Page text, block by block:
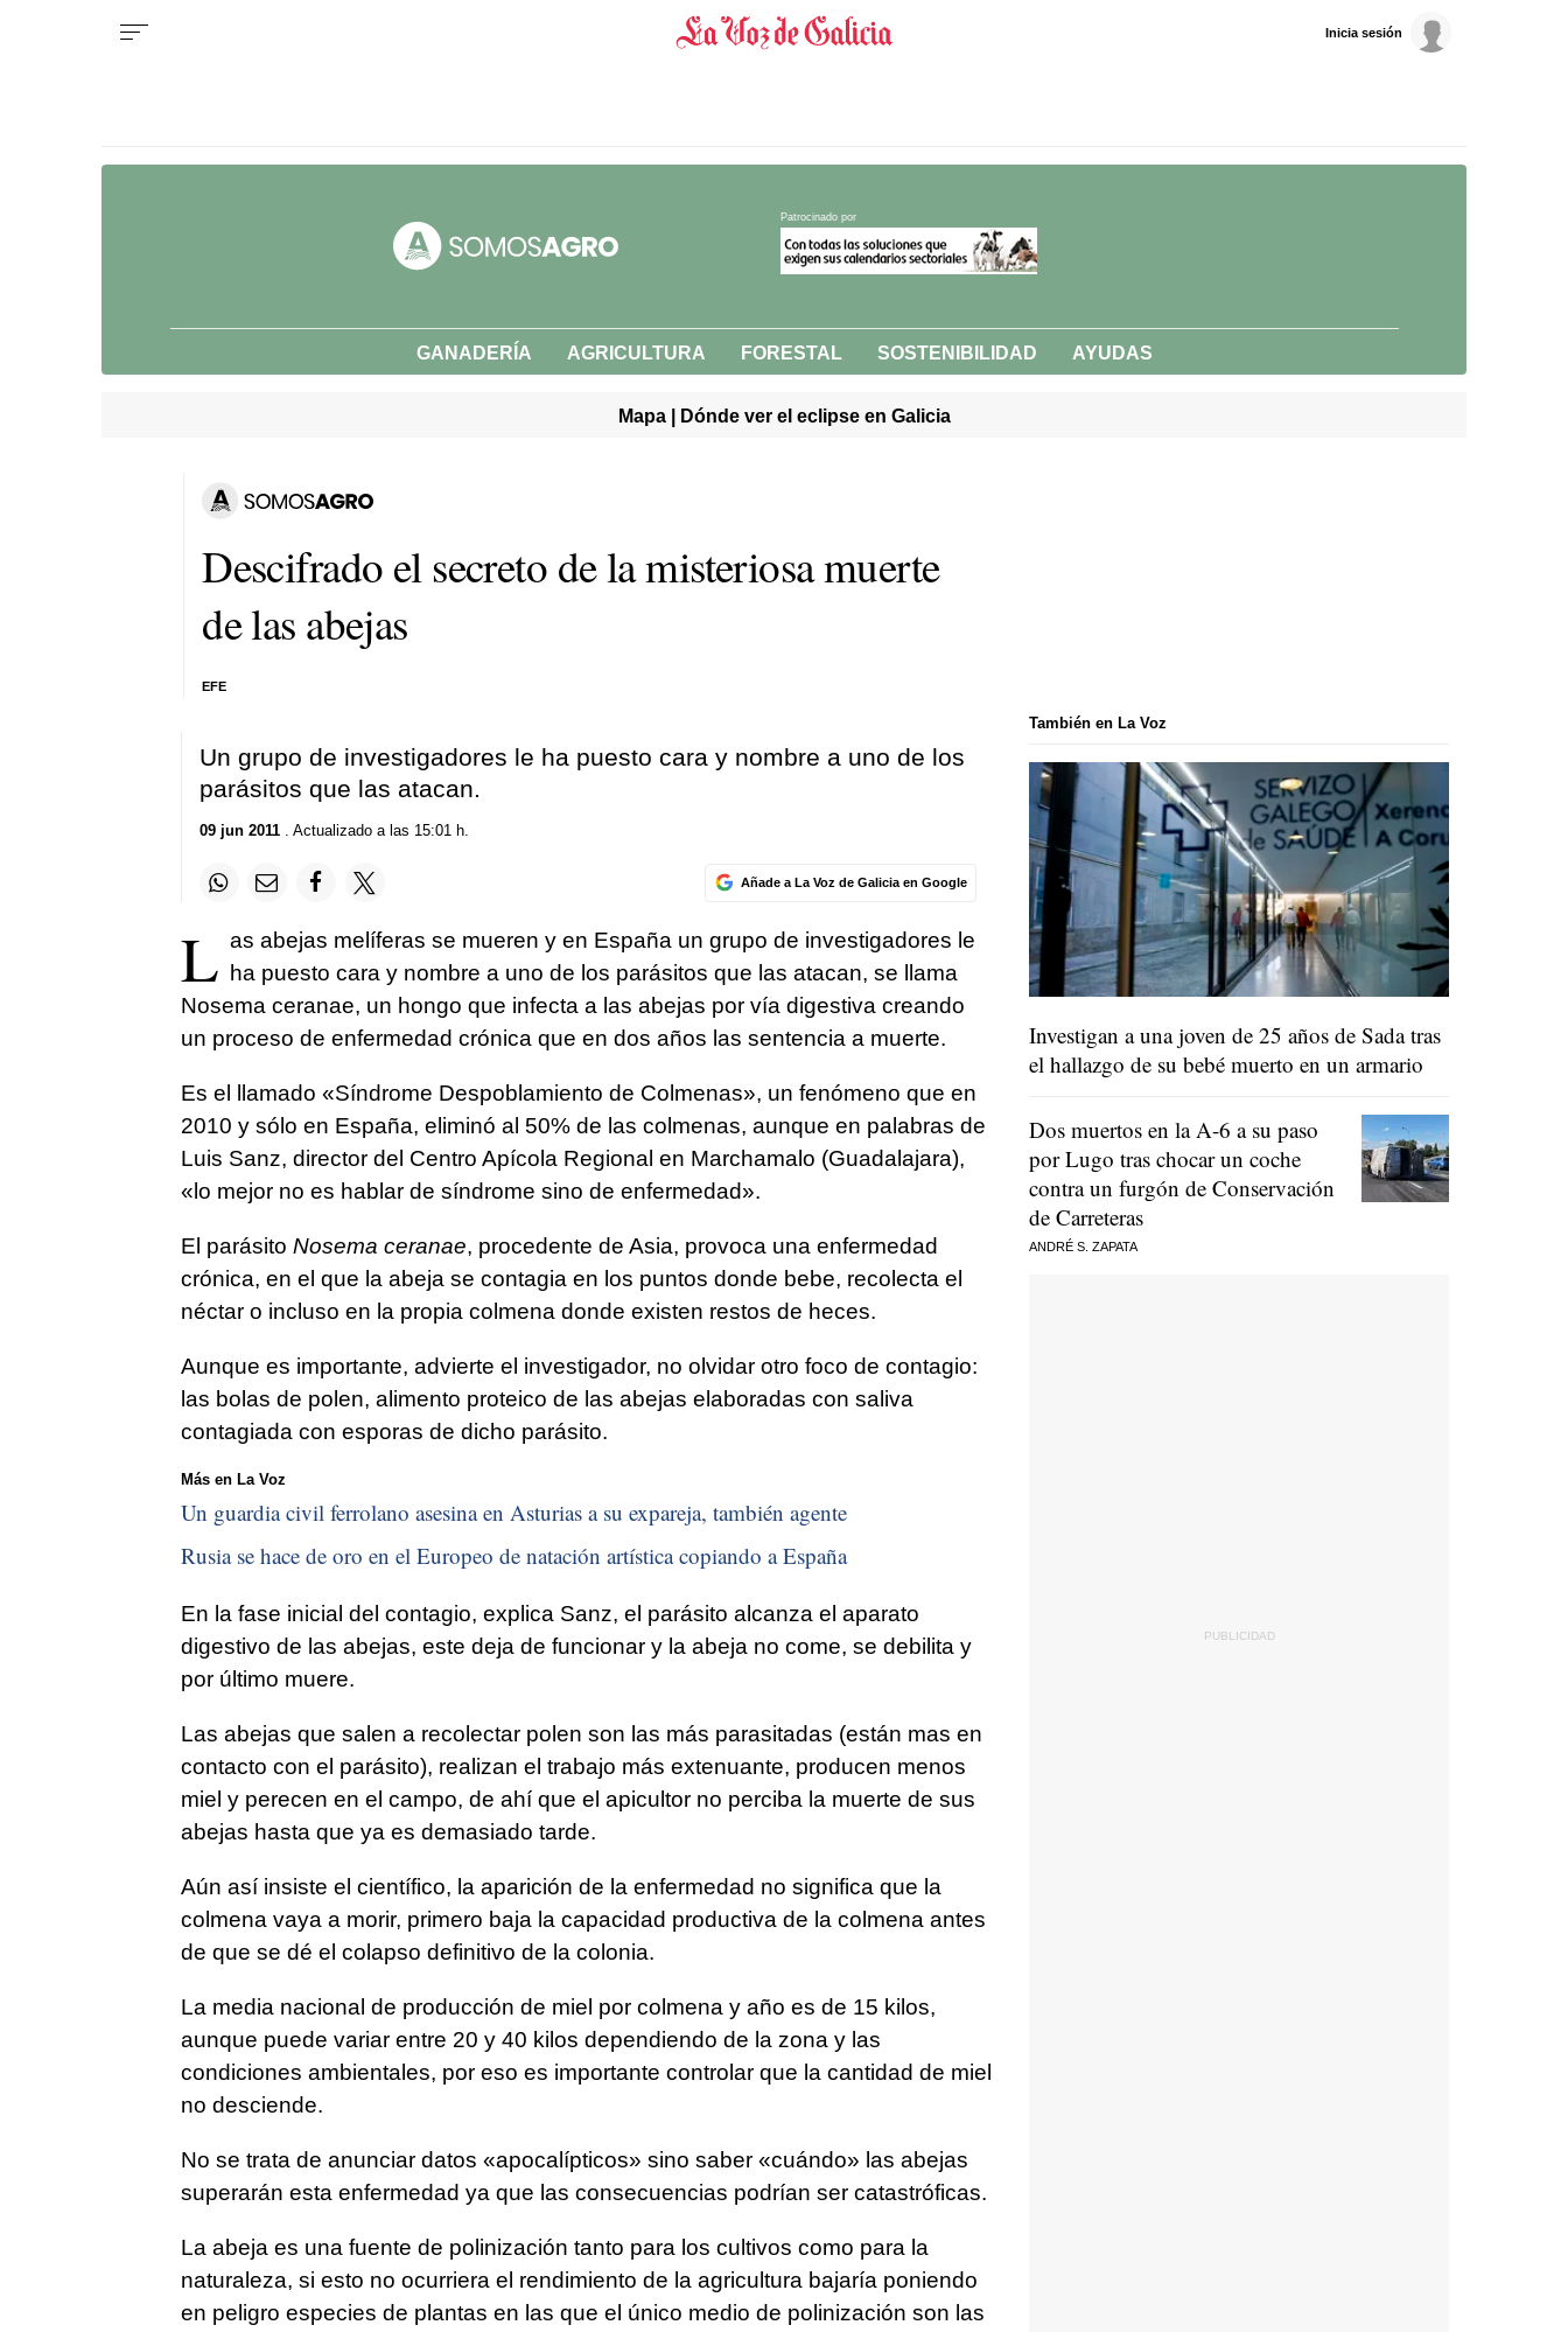
Inicia sesión
Patrocinado por
GANADERÍA AGRICULTURA FORESTAL SOSTENIBILIDAD AYUDAS
Mapa | Dónde ver el eclipse en Galicia
Descifrado el secreto de la misteriosa muerte
de las abejas
EFE
Un grupo de investigadores le ha puesto cara y nombre a uno de los
parásitos que las atacan.
09 jun 2011. Actualizado a las 15:01 h.
Añade a La Voz de Galicia en Google
L as abejas melíferas se mueren y en España un grupo de investigadores le
ha puesto cara y nombre a uno de los parásitos que las atacan, se llama
Nosema ceranae, un hongo que infecta a las abejas por vía digestiva creando
un proceso de enfermedad crónica que en dos años las sentencia a muerte.
Es el llamado «Síndrome Despoblamiento de Colmenas», un fenómeno que en
2010 y sólo en España, eliminó al 50% de las colmenas, aunque en palabras de
Luis Sanz, director del Centro Apícola Regional en Marchamalo (Guadalajara),
«lo mejor no es hablar de síndrome sino de enfermedad».
El parásito Nosema ceranae, procedente de Asia, provoca una enfermedad
crónica, en el que la abeja se contagia en los puntos donde bebe, recolecta el
néctar o incluso en la propia colmena donde existen restos de heces.
Aunque es importante, advierte el investigador, no olvidar otro foco de contagio:
las bolas de polen, alimento proteico de las abejas elaboradas con saliva
contagiada con esporas de dicho parásito.
Más en La Voz
Un guardia civil ferrolano asesina en Asturias a su expareja, también agente
Rusia se hace de oro en el Europeo de natación artística copiando a España
En la fase inicial del contagio, explica Sanz, el parásito alcanza el aparato
digestivo de las abejas, este deja de funcionar y la abeja no come, se debilita y
por último muere.
Las abejas que salen a recolectar polen son las más parasitadas (están mas en
contacto con el parásito), realizan el trabajo más extenuante, producen menos
miel y perecen en el campo, de ahí que el apicultor no perciba la muerte de sus
abejas hasta que ya es demasiado tarde.
Aún así insiste el científico, la aparición de la enfermedad no significa que la
colmena vaya a morir, primero baja la capacidad productiva de la colmena antes
de que se dé el colapso definitivo de la colonia.
La media nacional de producción de miel por colmena y año es de 15 kilos,
aunque puede variar entre 20 y 40 kilos dependiendo de la zona y las
condiciones ambientales, por eso es importante controlar que la cantidad de miel
no desciende.
No se trata de anunciar datos «apocalípticos» sino saber «cuándo» las abejas
superarán esta enfermedad ya que las consecuencias podrían ser catastróficas.
La abeja es una fuente de polinización tanto para los cultivos como para la
naturaleza, si esto no ocurriera el rendimiento de la agricultura bajaría poniendo
en peligro especies de plantas en las que el único medio de polinización son las
También en La Voz
Investigan a una joven de 25 años de Sada tras
el hallazgo de su bebé muerto en un armario
Dos muertos en la A-6 a su paso
por Lugo tras chocar un coche
contra un furgón de Conservación
de Carreteras
ANDRÉ S. ZAPATA